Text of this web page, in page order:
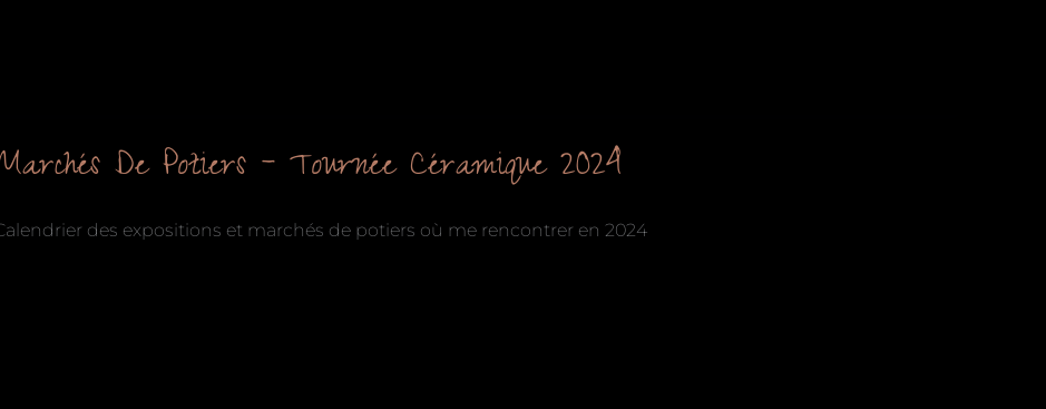
De Potiers – Tournée Céramique 2024
des expositions et marchés de potiers où me rencontrer en 2024